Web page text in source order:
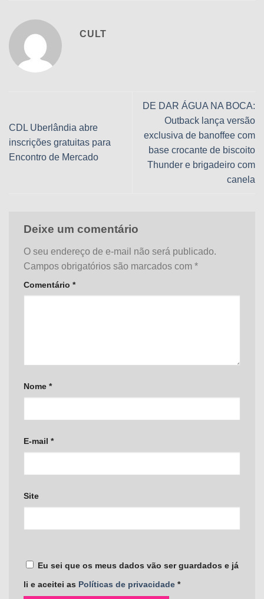
CULT
CDL Uberlândia abre
inscrições gratuitas para
Encontro de Mercado
DE DAR ÁGUA NA BOCA:
Outback lança versão
exclusiva de banoffee com
base crocante de biscoito
Thunder e brigadeiro com
canela
Deixe um comentário
O seu endereço de e-mail não será publicado.
Campos obrigatórios são marcados com *
Comentário *
Nome *
E-mail *
Site
Eu sei que os meus dados vão ser guardados e já
li e aceitei as Políticas de privacidade *